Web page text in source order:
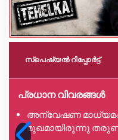
സ്പെഷ്യൽ റിപ്പോര്‍ട്ട്
പ്രധാന വിവരങ്ങൾ
അന്വേഷണ
മുഖമായിരുന്നു